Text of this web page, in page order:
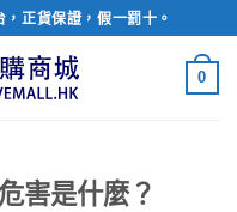
正貨保證，假一罰十。
0
害是什麼？